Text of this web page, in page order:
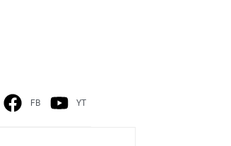
FB YT